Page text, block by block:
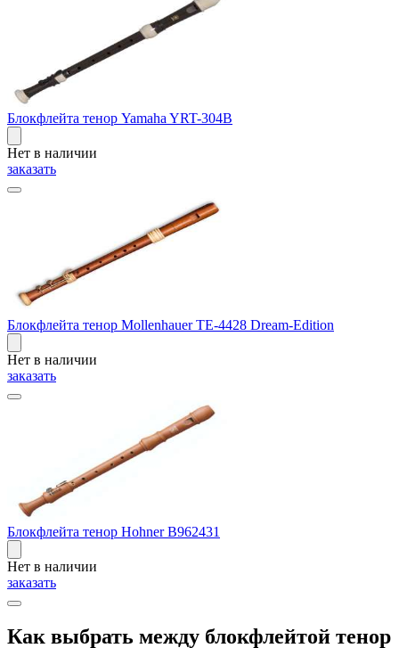
Блокфлейта тенор Yamaha YRT-304B
Нет в наличии
заказать
Блокфлейта тенор Mollenhauer TE-4428 Dream-Edition
Нет в наличии
заказать
Блокфлейта тенор Hohner B962431
Нет в наличии
заказать
Как выбрать между блокфлейтой тенор